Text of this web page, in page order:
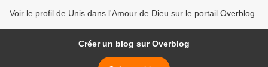
Voir le profil de Unis dans l'Amour de Dieu sur le portail Overblog
Créer un blog sur Overblog